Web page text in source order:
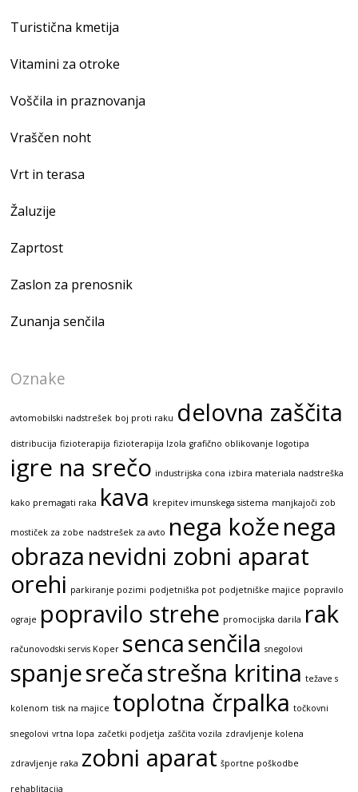
Turistična kmetija
Vitamini za otroke
Voščila in praznovanja
Vraščen noht
Vrt in terasa
Žaluzije
Zaprtost
Zaslon za prenosnik
Zunanja senčila
Oznake
avtomobilski nadstrešek boj proti raku delovna zaščita
distribucija fizioterapija fizioterapija Izola grafično oblikovanje logotipa
igre na srečo industrijska cona izbira materiala nadstreška
kako premagati raka kava krepitev imunskega sistema manjkajoči zob
mostiček za zobe nadstrešek za avto nega koženega
obraza nevidni zobni aparat
orehi parkiranje pozimi podjetniška pot podjetniške majice popravilo
ograje popravilo strehe promocijska darila rak
računovodski servis Koper sencasenčila snegolovi
spanjesrečastrešna kritina težave s
kolenom tisk na majice toplotna črpalka točkovni
snegolovi vrtna lopa začetki podjetja zaščita vozila zdravljenje kolena
zdravljenje raka zobni aparat športne poškodbe
rehablitacija